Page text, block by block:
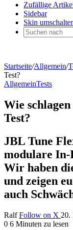
Zufällige
Sidebar
Skin
Startseite/Allgemein/
Test?
AllgemeinTests
Wie
Test?
JBL Tune
modulare
Wir haben
und zeigen
auch
Ralf Follow on X 20.
0 6 Minuten zu lesen